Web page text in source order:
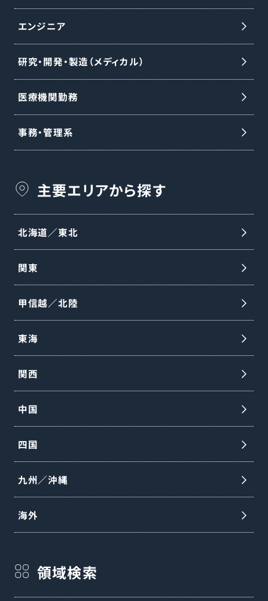
エンジニア
研究・開発・製造（メディカル）
医療機関勤務
事務・管理系
主要エリアから探す
北海道／東北
関東
甲信越／北陸
東海
関西
中国
四国
九州／沖縄
海外
領域検索